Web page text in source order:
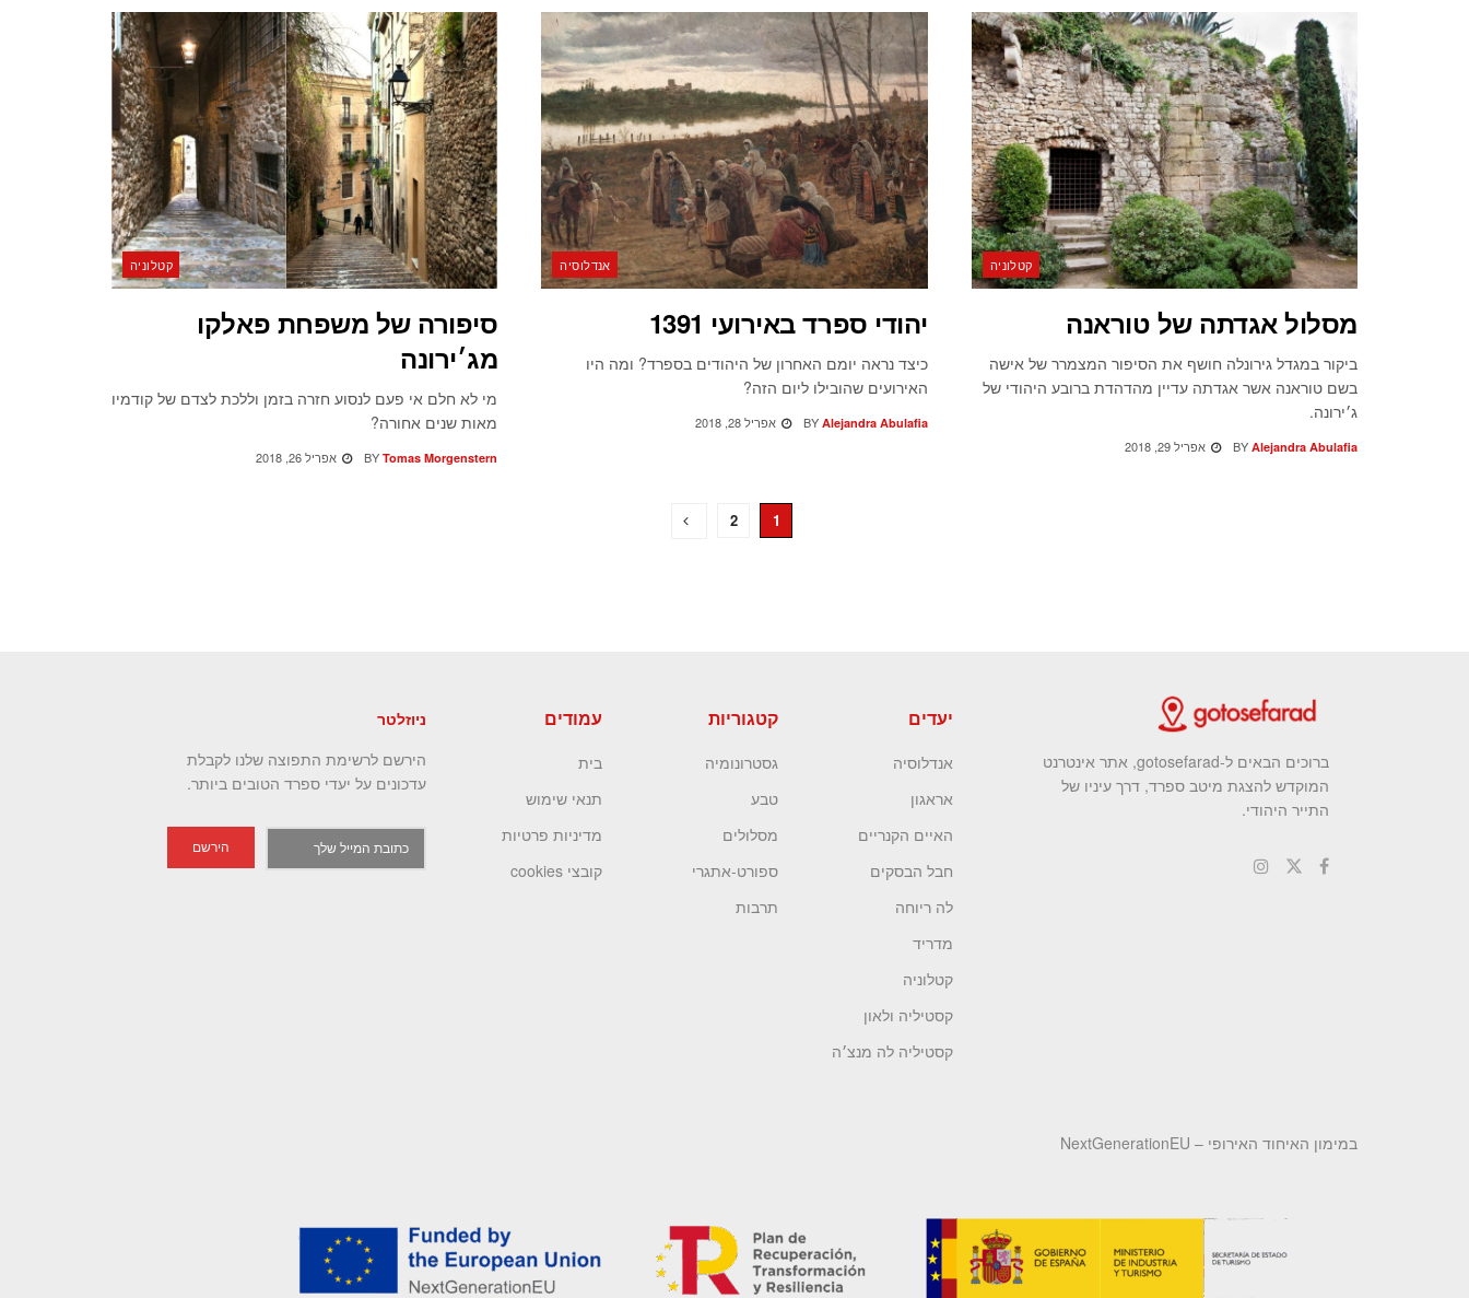
קטלוניה
מסלול אגדתה של טוראנה
ביקור במגדל גירונלה חושף את הסיפור המצמרר של אישה
בשם טוראנה אשר אגדתה עדיין מהדהדת ברובע היהודי של
ג׳ירונה.
BY Alejandra Abulafia אפריל 29, 2018
אנדלוסיה
יהודי ספרד באירועי 1391
כיצד נראה יומם האחרון של היהודים בספרד? ומה היו
האירועים שהובילו ליום הזה?
BY Alejandra Abulafia אפריל 28, 2018
קטלוניה
סיפורה של משפחת פאלקו
מג׳ירונה
מי לא חלם אי פעם לנסוע חזרה בזמן וללכת לצדם של קודמיו
מאות שנים אחורה?
BY Tomas Morgenstern אפריל 26, 2018
1
2
ברוכים הבאים ל-gotosefarad, אתר אינטרנט
המוקדש להצגת מיטב ספרד, דרך עיניו של
התייר היהודי.
יעדים
אנדלוסיה
אראגון
האיים הקנריים
חבל הבסקים
לה ריוחה
מדריד
קטלוניה
קסטיליה ולאון
קסטיליה לה מנצ׳ה
קטגוריות
גסטרונומיה
טבע
מסלולים
ספורט-אתגרי
תרבות
עמודים
בית
תנאי שימוש
מדיניות פרטיות
קובצי cookies
ניוזלטר
הירשם לרשימת התפוצה שלנו לקבלת
עדכונים על יעדי ספרד הטובים ביותר.
הירשם
במימון האיחוד האירופי – NextGenerationEU